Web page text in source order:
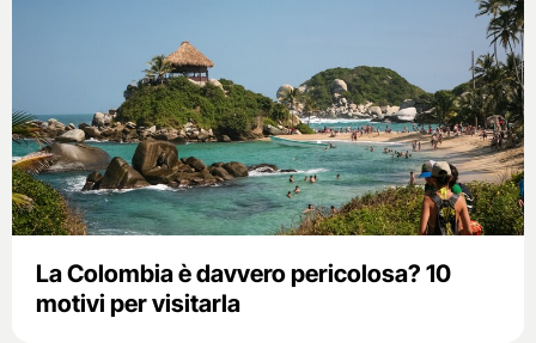
La Colombia è davvero pericolosa? 10
motivi per visitarla